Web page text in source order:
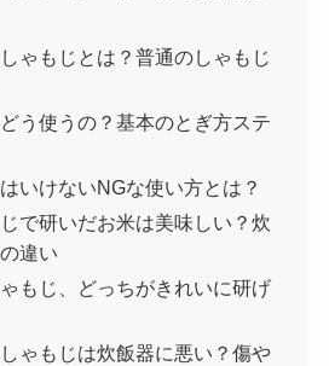
ゃもじとは？普通のしゃもじ
う使うの？基本のとぎ方ステ
いけないNGな使い方とは？
で研いだお米は美味しい？炊
違い
もじ、どっちがきれいに研げ
ゃもじは炊飯器に悪い？傷や